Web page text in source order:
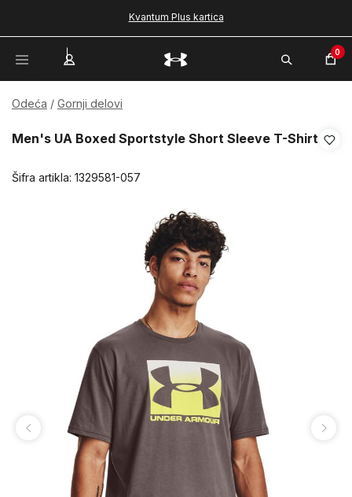
Kvantum Plus kartica
0
Odeća Gornji delovi
Men's UA Boxed Sportstyle Short Sleeve T-Shirt
Šifra artikla: 1329581-057